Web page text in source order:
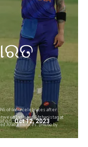
Oct 12, 2023
of India celebrates after
India and Afghanistan at
Arab Emirates. (Photo by